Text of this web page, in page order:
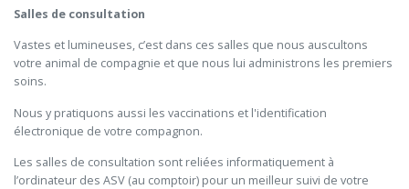
Salles de consultation
Vastes et lumineuses, c’est dans ces salles que nous auscultons
votre animal de compagnie et que nous lui administrons les premiers
soins.
Nous y pratiquons aussi les vaccinations et l'identification
électronique de votre compagnon.
Les salles de consultation sont reliées informatiquement à
l’ordinateur des ASV (au comptoir) pour un meilleur suivi de votre